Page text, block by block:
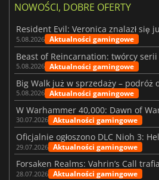
NOWOŚCI, DOBRE OFERTY
5.08.2026 Aktualności gamingowe
5.08.2026 Aktualności gamingowe
5.08.2026 Aktualności gamingowe
30.07.2026 Aktualności gamingowe
Oficjalnie ogłoszono DLC Nioh 3:
29.07.2026 Aktualności gamingowe
28.07.2026 Aktualności gamingowe